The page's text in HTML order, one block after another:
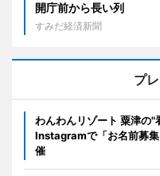
開庁前から長い列
すみだ経済新聞
プ
わんわんリゾート 粟津の"
Instagramで「お名前募
催